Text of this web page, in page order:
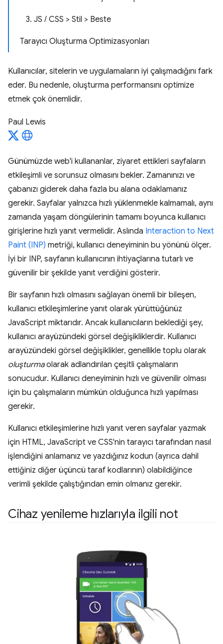
3. JS / CSS > Stil > Beste
Tarayıcı Oluşturma Optimizasyonları
Kullanıcılar, sitelerin ve uygulamaların iyi çalışmadığını fark
eder. Bu nedenle, oluşturma performansını optimize
etmek çok önemlidir.
Paul Lewis
Günümüzde web'i kullananlar, ziyaret ettikleri sayfaların
etkileşimli ve sorunsuz olmasını bekler. Zamanınızı ve
çabanızı giderek daha fazla bu alana odaklamanız
gerekir. Sayfalar yalnızca hızlı yüklenmekle kalmamalı, aynı
zamanda yaşam döngülerinin tamamı boyunca kullanıcı
girişlerine hızlı yanıt vermelidir. Aslında Interaction to Next
Paint (INP) metriği, kullanıcı deneyiminin bu yönünü ölçer.
İyi bir INP, sayfanın kullanıcının ihtiyaçlarına tutarlı ve
güvenilir bir şekilde yanıt verdiğini gösterir.
Bir sayfanın hızlı olmasını sağlayan önemli bir bileşen,
kullanıcı etkileşimlerine yanıt olarak yürüttüğünüz
JavaScript miktarıdır. Ancak kullanıcıların beklediği şey,
kullanıcı arayüzündeki görsel değişikliklerdir. Kullanıcı
arayüzündeki görsel değişiklikler, genellikle toplu olarak
oluşturmaolarak adlandırılan çeşitli çalışmaların
sonucudur. Kullanıcı deneyiminin hızlı ve güvenilir olması
için bu çalışmaların mümkün olduğunca hızlı yapılması
gerekir.
Kullanıcı etkileşimlerine hızlı yanıt veren sayfalar yazmak
için HTML, JavaScript ve CSS'nin tarayıcı tarafından nasıl
işlendiğini anlamanız ve yazdığınız kodun (ayrıca dahil
ettiğiniz diğer üçüncü taraf kodlarının) olabildiğince
verimli şekilde çalıştığından emin olmanız gerekir.
Cihaz yenileme hızlarıyla ilgili not